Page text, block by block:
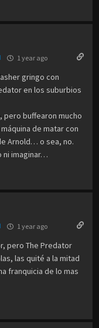
1 year ago
gringo con
en los suburbios
pero buffearon mucho
de matar con
Arnold… o sea, no.
ni imaginar…
1 year ago
pero The Predator
las quité a la mitad
franquicia de lo mas